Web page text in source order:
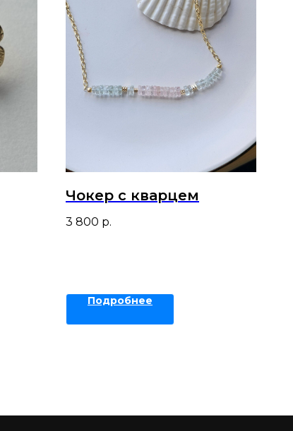
Чокер с кварцем
3 800 р.
Подробнее